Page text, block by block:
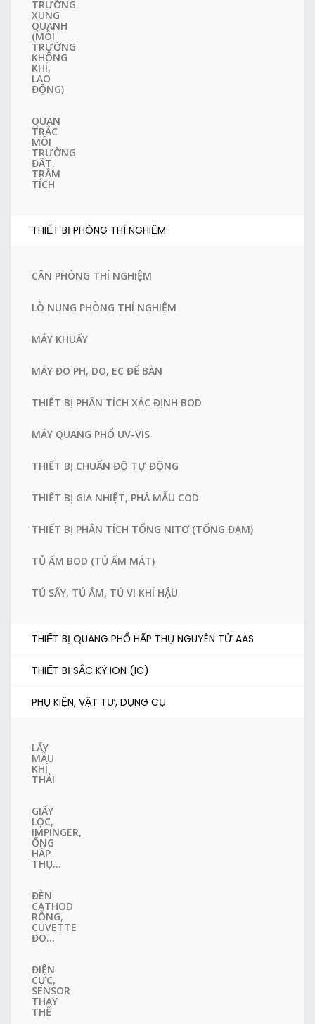
TRƯỜNG
XUNG
QUANH
(MÔI
TRƯỜNG
KHÔNG
KHÍ,
LAO
ĐỘNG)
QUAN
TRẮC
MÔI
TRƯỜNG
ĐẤT,
TRẦM
TÍCH
THIẾT BỊ PHÒNG THÍ NGHIỆM
CÂN PHÒNG THÍ NGHIỆM
LÒ NUNG PHÒNG THÍ NGHIỆM
MÁY KHUẤY
MÁY ĐO PH, DO, EC ĐỂ BÀN
THIẾT BỊ PHÂN TÍCH XÁC ĐỊNH BOD
MÁY QUANG PHỔ UV-VIS
THIẾT BỊ CHUẨN ĐỘ TỰ ĐỘNG
THIẾT BỊ GIA NHIỆT, PHÁ MẪU COD
THIẾT BỊ PHÂN TÍCH TỔNG NITƠ (TỔNG ĐẠM)
TỦ ẤM BOD (TỦ ẤM MÁT)
TỦ SẤY, TỦ ẤM, TỦ VI KHÍ HẬU
THIẾT BỊ QUANG PHỔ HẤP THỤ NGUYÊN TỬ AAS
THIẾT BỊ SẮC KÝ ION (IC)
PHỤ KIỆN, VẬT TƯ, DỤNG CỤ
LẤY
MẪU
KHÍ
THẢI
GIẤY
LỌC,
IMPINGER,
ỐNG
HẤP
THỤ...
ĐÈN
CATHOD
RỖNG,
CUVETTE
ĐO...
ĐIỆN
CỰC,
SENSOR
THAY
THẾ